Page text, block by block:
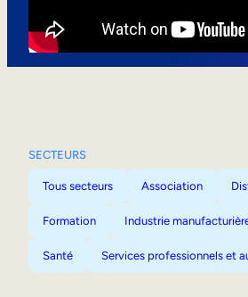
SECTEURS
Tous secteurs Association
Formation Industrie
Santé Services professionnels et